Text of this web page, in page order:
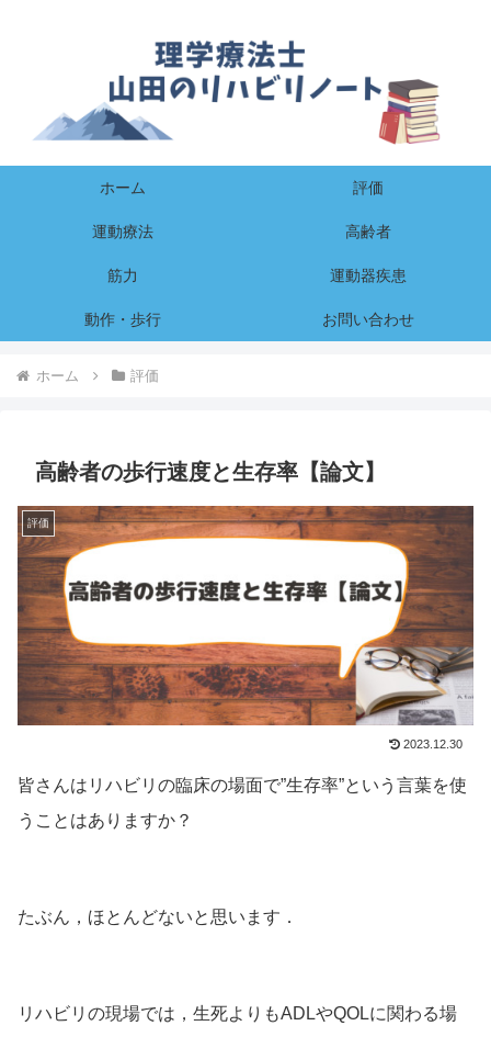
ホーム 評価
運動療法 高齢者
筋力 運動器疾患
動作・歩行 お問い合わせ
ホーム 評価
高齢者の歩行速度と生存率【論文】
評価
2023.12.30
皆さんはリハビリの臨床の場面で”生存率”という言葉を使
うことはありますか？
たぶん，ほとんどないと思います．
リハビリの現場では，生死よりもADLやQOLに関わる場